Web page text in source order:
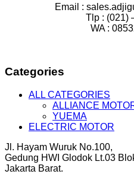
Email :
Tlp : (021)
WA :
Categories
ALL CATEGORIES
ALLIANCE
YUEMA
ELECTRIC MOTOR
Jl. Hayam Wuruk No.100,
Gedung HWI Glodok Lt.03
Jakarta Barat.